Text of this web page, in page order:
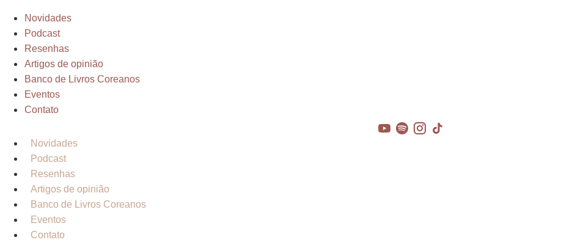
Novidades
Podcast
Resenhas
Artigos de opinião
Banco de Livros Coreanos
Eventos
Contato
Novidades
Podcast
Resenhas
Artigos de opinião
Banco de Livros Coreanos
Eventos
Contato